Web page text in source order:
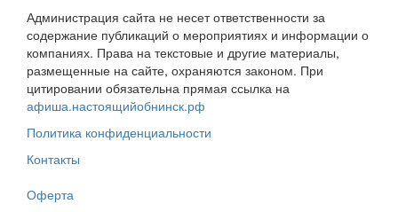
Администрация сайта не несет ответственности за
содержание публикаций о мероприятиях и информации о
компаниях. Права на текстовые и другие материалы,
размещенные на сайте, охраняются законом. При
цитировании обязательна прямая ссылка на
афиша.настоящийобнинск.рф
Политика конфиденциальности
Контакты
Оферта